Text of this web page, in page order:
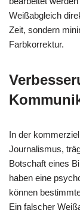
Weißabgleich
Zeit, sondern
Farbkorrektur.
In der
Journalismus,
Botschaft eines
haben eine
können
Ein falscher